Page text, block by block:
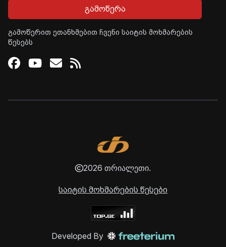
გამოწერა
გამოწერით ეთანხმებით ჩვენი საიტის მოხმარების
წესებს
Facebook
Youtube
Email
RSS
2026 თრიალეთი.
საიტის მოხმარების წესები
Developed By